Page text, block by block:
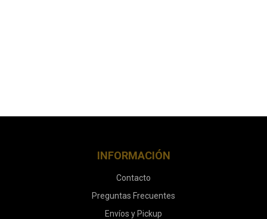
INFORMACIÓN
Contacto
Preguntas Frecuentes
Envíos y Pickup